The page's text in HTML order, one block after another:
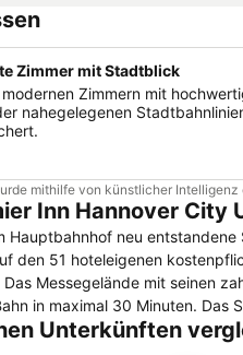
Zimmer mit Stadtblick
Zimmern mit
nahegelegenen
mithilfe von künstlicher
Inn Hannover City
Hauptbahnhof neu
den 51 hoteleigenen
Messegelände mit seinen
in maximal 30 Minuten. Das
Unterkünften